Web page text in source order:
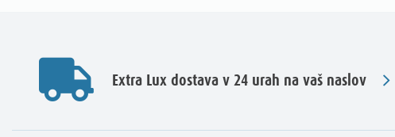
Extra Lux dostava v 24 urah na vaš naslov